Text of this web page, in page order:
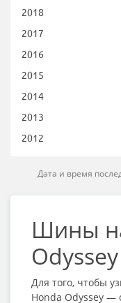
2018
2017
2016
2015
2014
2013
2012
Дата и время
Шины
Odyssey
Для того, чтобы
Honda Odyssey —